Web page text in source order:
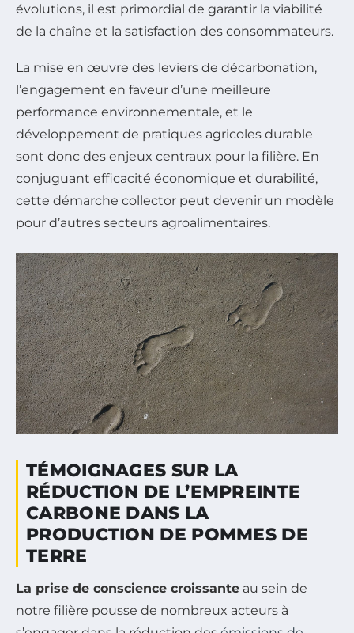
évolutions, il est primordial de garantir la viabilité
de la chaîne et la satisfaction des consommateurs.
La mise en œuvre des leviers de décarbonation,
l’engagement en faveur d’une meilleure
performance environnementale, et le
développement de pratiques agricoles durable
sont donc des enjeux centraux pour la filière. En
conjuguant efficacité économique et durabilité,
cette démarche collector peut devenir un modèle
pour d’autres secteurs agroalimentaires.
TÉMOIGNAGES SUR LA
RÉDUCTION DE L’EMPREINTE
CARBONE DANS LA
PRODUCTION DE POMMES DE
TERRE
La prise de conscience croissante au sein de
notre filière pousse de nombreux acteurs à